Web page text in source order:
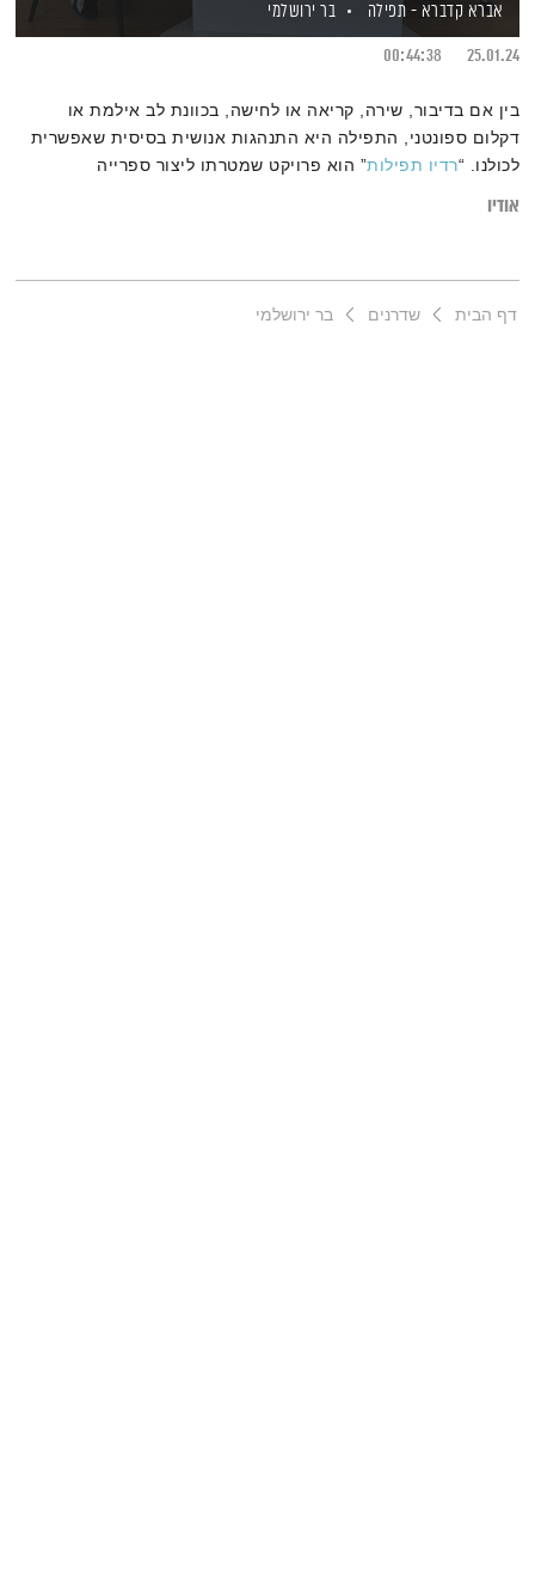
אברא קדברא - תפילה
בר ירושלמי
25.01.24
00:44:38
בין אם בדיבור, שירה, קריאה או לחישה, בכוונת לב אילמת או
דקלום ספונטני, התפילה היא התנהגות אנושית בסיסית שאפשרית
לכולנו. “רדיו תפילות” הוא פרויקט שמטרתו ליצור ספרייה
אודיו
דף הבית שדרנים בר ירושלמי